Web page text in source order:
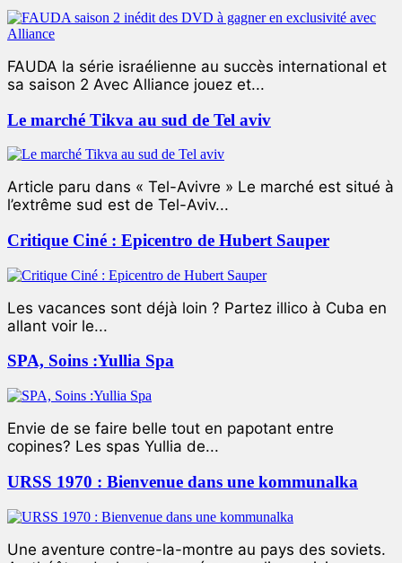
FAUDA la série israélienne au succès international et
sa saison 2 Avec Alliance jouez et...
Le marché Tikva au sud de Tel aviv
Article paru dans « Tel-Avivre » Le marché est situé à
l’extrême sud est de Tel-Aviv...
Critique Ciné : Epicentro de Hubert Sauper
Les vacances sont déjà loin ? Partez illico à Cuba en
allant voir le...
SPA, Soins :Yullia Spa
Envie de se faire belle tout en papotant entre
copines? Les spas Yullia de...
URSS 1970 : Bienvenue dans une kommunalka
Une aventure contre-la-montre au pays des soviets.